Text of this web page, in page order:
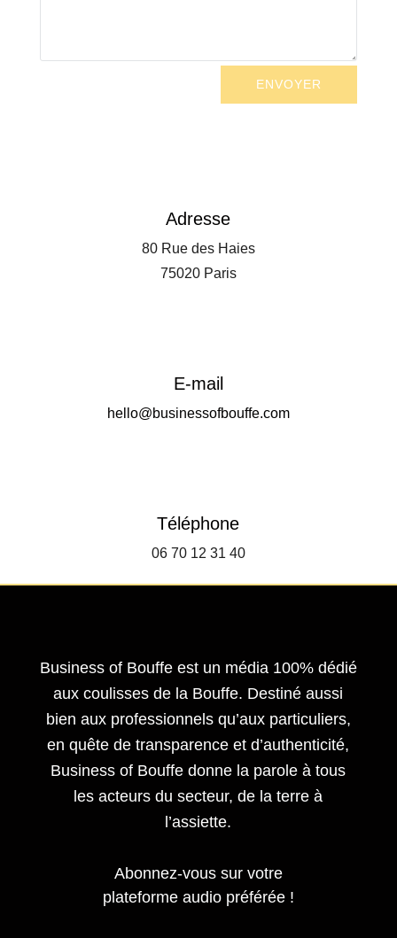
ENVOYER
Adresse
80 Rue des Haies
75020 Paris
E-mail
hello@businessofbouffe.com
Téléphone
06 70 12 31 40
Business of Bouffe est un média 100% dédié
aux coulisses de la Bouffe. Destiné aussi
bien aux professionnels qu’aux particuliers,
en quête de transparence et d’authenticité,
Business of Bouffe donne la parole à tous
les acteurs du secteur,de la terre à
l’assiette.
Abonnez-vous sur votre
plateforme audio préférée !